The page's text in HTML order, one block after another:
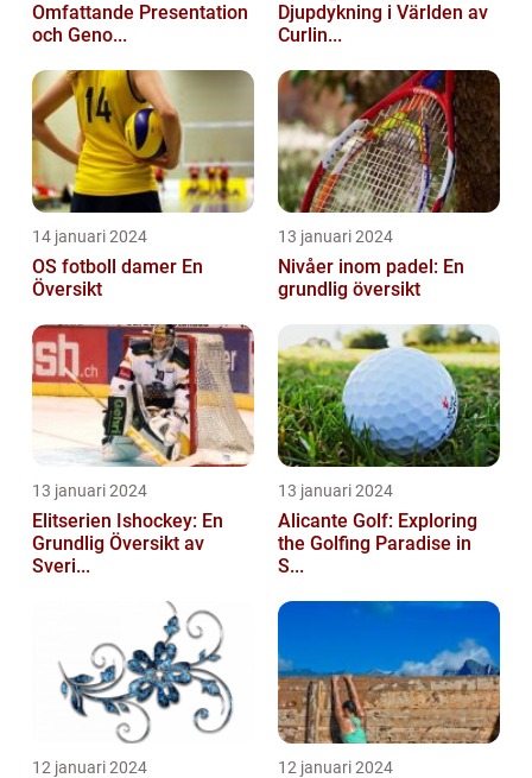
Omfattande Presentation
och Geno...
Djupdykning i Världen av
Curlin...
14 januari 2024
OS fotboll damer En
Översikt
13 januari 2024
Nivåer inom padel: En
grundlig översikt
13 januari 2024
Elitserien Ishockey: En
Grundlig Översikt av
Sveri...
13 januari 2024
Alicante Golf: Exploring
the Golfing Paradise in
S...
12 januari 2024 12 januari 2024